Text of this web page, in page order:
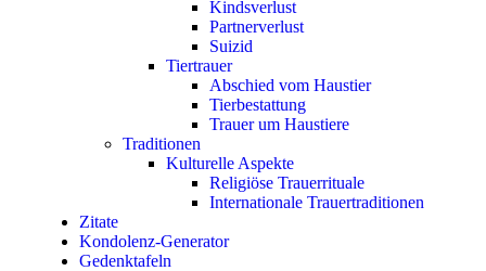
Kindsverlust
Partnerverlust
Suizid
Tiertrauer
Abschied vom Haustier
Tierbestattung
Trauer um Haustiere
Traditionen
Kulturelle Aspekte
Religiöse Trauerrituale
Internationale Trauertraditionen
Zitate
Kondolenz-Generator
Gedenktafeln